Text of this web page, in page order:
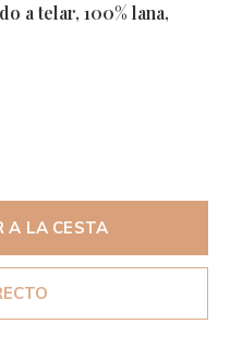
a telar, 100% lana,
A LA CESTA